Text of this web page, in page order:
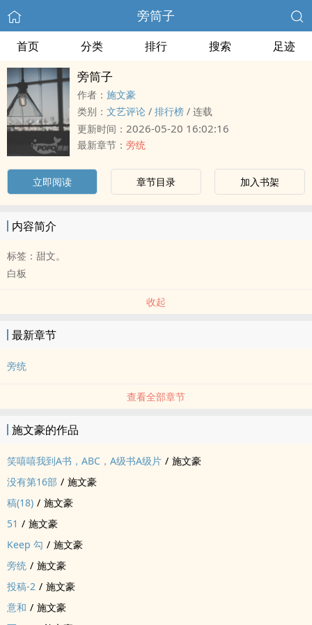
旁筒子
首页 分类 排行 搜索 足迹
旁筒子
作者： 施文豪
类别： 文艺评论 / 排行榜 / 连载
更新时间： 2026-05-20 16:02:16
最新章节： 旁统
立即阅读 章节目录 加入书架
内容简介
标签：甜文。
白板
收起
最新章节
旁统
查看全部章节
施文豪的作品
笑嘻嘻我到A书，ABC，A级书A级片 / 施文豪
没有第16部 / 施文豪
稿(18) / 施文豪
51 / 施文豪
Keep 勾 / 施文豪
旁统 / 施文豪
投稿-2 / 施文豪
意和 / 施文豪